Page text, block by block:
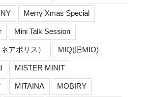
Merry Xmas Special
Mini Talk Session
アポリス） MIQ(旧MIO)
MISTER MINIT
MITAINA MOBIRY